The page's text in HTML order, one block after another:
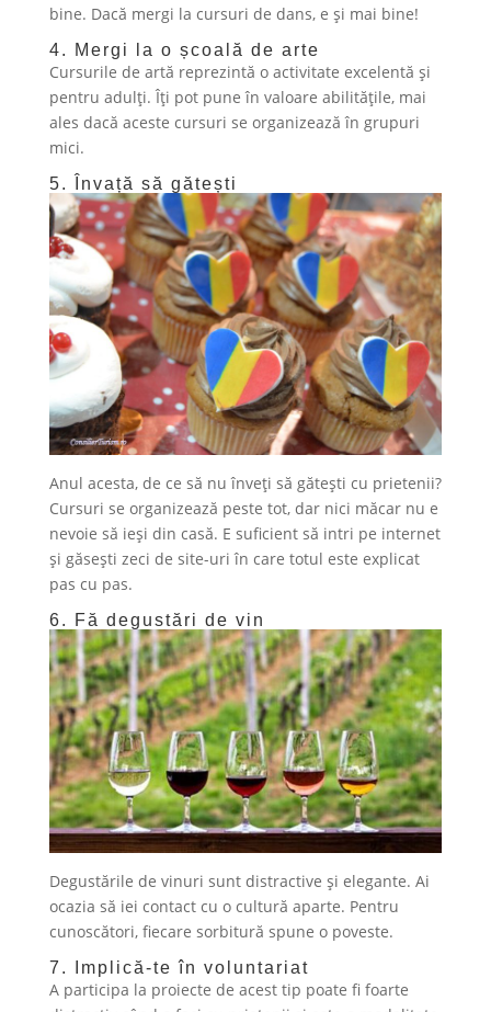
bine. Dacă mergi la cursuri de dans, e și mai bine!
4. Mergi la o școală de arte
Cursurile de artă reprezintă o activitate excelentă și
pentru adulți. Îți pot pune în valoare abilitățile, mai
ales dacă aceste cursuri se organizează în grupuri
mici.
5. Învață să gătești
Anul acesta, de ce să nu înveți să gătești cu prietenii?
Cursuri se organizează peste tot, dar nici măcar nu e
nevoie să ieși din casă. E suficient să intri pe internet
și găsești zeci de site-uri în care totul este explicat
pas cu pas.
6. Fă degustări de vin
Degustările de vinuri sunt distractive și elegante. Ai
ocazia să iei contact cu o cultură aparte. Pentru
cunoscători, fiecare sorbitură spune o poveste.
7. Implică-te în voluntariat
A participa la proiecte de acest tip poate fi foarte